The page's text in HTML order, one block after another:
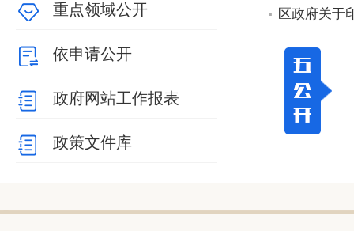
重点领域公开
依申请公开
政府网站工作报表
政策文件库
区政府关于